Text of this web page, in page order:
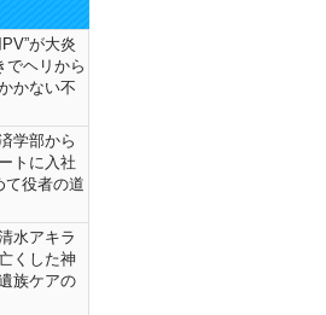
が大炎
でヘリから
かない不
学部から
トに入社
て役者の道
水アキラ
くした神
族ケアの